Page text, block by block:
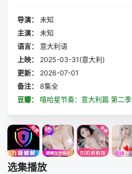
导演：
未知
主演：
未知
语言：
意大利语
上映：
2025-03-31(意大利)
更新：
2026-07-01
备注：
8集全
豆瓣：
嘻哈星节奏：意大利篇 第二季
选集播放